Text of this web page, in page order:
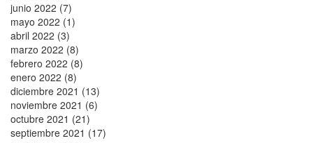
junio 2022 (7)
mayo 2022 (1)
abril 2022 (3)
marzo 2022 (8)
febrero 2022 (8)
enero 2022 (8)
diciembre 2021 (13)
noviembre 2021 (6)
octubre 2021 (21)
septiembre 2021 (17)